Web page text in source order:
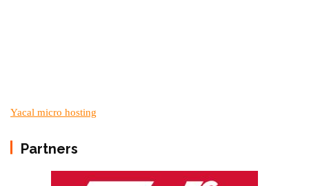
Yacal micro hosting
Partners